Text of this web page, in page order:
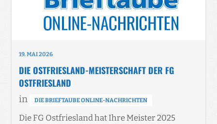
19. MAI 2026
DIE OSTFRIESLAND-MEISTERSCHAFT DER FG
OSTFRIESLAND
in DIE BRIEFTAUBE ONLINE-NACHRICHTEN
Die FG Ostfriesland hat Ihre Meister 2025